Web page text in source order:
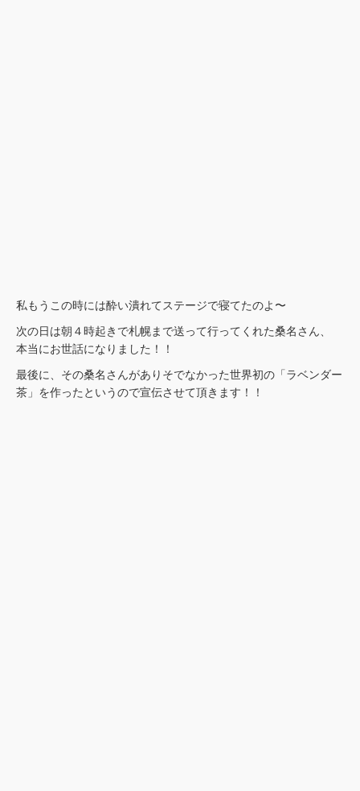
私もうこの時には酔い潰れてステージで寝てたのよ〜
次の日は朝４時起きで札幌まで送って行ってくれた桑名さん、
本当にお世話になりました！！
最後に、その桑名さんがありそでなかった世界初の「ラベンダー
茶」を作ったというので宣伝させて頂きます！！